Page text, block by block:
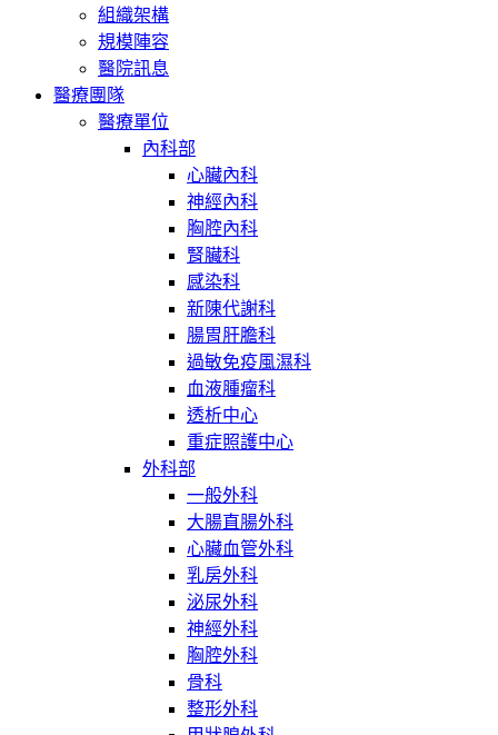
組織架構
規模陣容
醫院訊息
醫療團隊
醫療單位
內科部
心臟內科
神經內科
胸腔內科
腎臟科
感染科
新陳代謝科
腸胃肝膽科
過敏免疫風濕科
血液腫瘤科
透析中心
重症照護中心
外科部
一般外科
大腸直腸外科
心臟血管外科
乳房外科
泌尿外科
神經外科
胸腔外科
骨科
整形外科